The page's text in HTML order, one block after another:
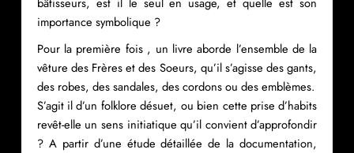
importance symbolique ?
Pour la première fois , un livre aborde l’ensemble de la
vêture des Frères et des Soeurs, qu’il s’agisse des gants,
des robes, des sandales, des cordons ou des emblèmes.
S’agit il d’un folklore désuet, ou bien cette prise d’habits
revêt-elle un sens initiatique qu’il convient d’approfondir
? A partir d’une étude détaillée de la documentation,